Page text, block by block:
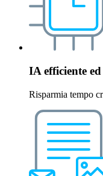
IA efficiente ed
Risparmia tempo